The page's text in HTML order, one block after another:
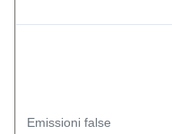
Emissioni false